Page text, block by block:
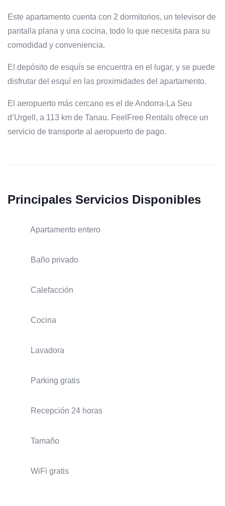
Este apartamento cuenta con 2 dormitorios, un televisor de
pantalla plana y una cocina, todo lo que necesita para su
comodidad y conveniencia.
El depósito de esquís se encuentra en el lugar, y se puede
disfrutar del esquí en las proximidades del apartamento.
El aeropuerto más cercano es el de Andorra-La Seu
d’Urgell, a 113 km de Tanau. FeelFree Rentals ofrece un
servicio de transporte al aeropuerto de pago.
Principales Servicios Disponibles
Apartamento entero
Baño privado
Calefacción
Cocina
Lavadora
Parking gratis
Recepción 24 horas
Tamaño
WiFi gratis